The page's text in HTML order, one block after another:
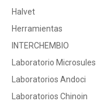
Halvet
Herramientas
INTERCHEMBIO
Laboratorio Microsules
Laboratorios Andoci
Laboratorios Chinoin